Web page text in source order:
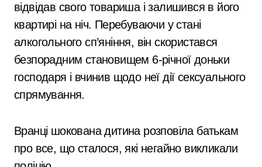
відвідав свого товариша і залишився в його
квартирі на ніч. Перебуваючи у стані
алкогольного сп’яніння, він скористався
безпорадним становищем 6-річної доньки
господаря і вчинив щодо неї дії сексуального
спрямування.
Вранці шокована дитина розповіла батькам
про все, що сталося, які негайно викликали